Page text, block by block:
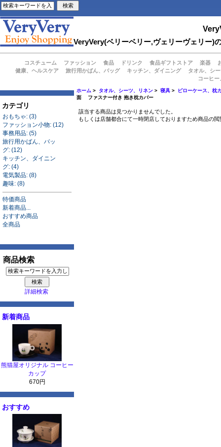
VeryVery(ベリーベリー,ヴェリーヴェリー)
コスチューム ファッション 食品 ドリンク 食品ギフトストア 楽器
健康、ヘルスケア
旅行用かばん、バッグ キッチン、ダイニング
タオル、シ
コーヒ
カテゴリ
おもちゃ: (3)
ファッション小物: (12)
事務用品: (5)
旅行用かばん、バッ
グ: (12)
キッチン、ダイニン
グ: (4)
電気製品: (8)
趣味: (8)
特価商品
新着商品...
おすすめ商品
全商品
商品検索
詳細検索
新着商品
熊猫屋オリジナル コーヒー
カップ
670円
おすすめ
ホーム > タオル、シーツ、リネン >寝具 >
ピローケース、枕
面 ファスナー付き 抱き枕カバー
該当する商品は見つかりませんでした。
もしくは店舗都合にて一時閉店しておりますため商品の